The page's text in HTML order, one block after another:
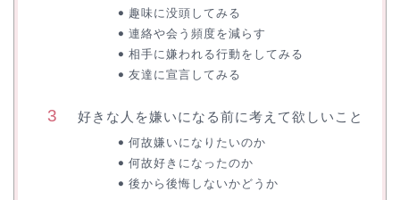
趣味に没頭してみる
連絡や会う頻度を減らす
相手に嫌われる行動をしてみる
友達に宣言してみる
好きな人を嫌いになる前に考えて欲しいこと
何故嫌いになりたいのか
何故好きになったのか
後から後悔しないかどうか